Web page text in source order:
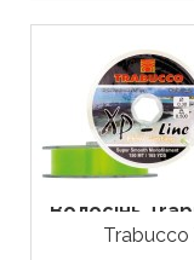
Волосінь
Trabucco